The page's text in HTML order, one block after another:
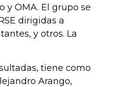
y OMA. El grupo se
dirigidas a
y otros. La
tiene como
Arango,